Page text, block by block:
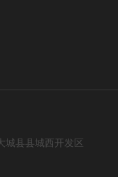
城县县城西开发区